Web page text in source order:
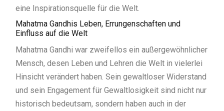
eine Inspirationsquelle für die Welt.
Mahatma Gandhis Leben, Errungenschaften und
Einfluss auf die Welt
Mahatma Gandhi war zweifellos ein außergewöhnlicher
Mensch, desen Leben und Lehren die Welt in vielerlei
Hinsicht verändert haben. Sein gewaltloser Widerstand
und sein Engagement für Gewaltlosigkeit sind nicht nur
historisch bedeutsam, sondern haben auch in der